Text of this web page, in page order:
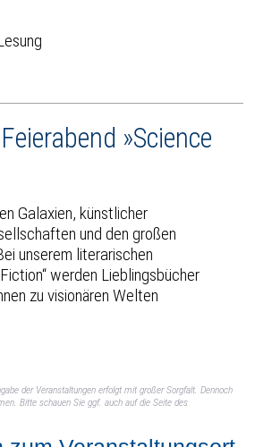
»Science
Galaxien, künstlicher
und den großen
unserem literarischen
werden Lieblingsbücher
zu visionären Welten
der Veranstaltungen erfolgt mit großer Sorgfalt. Dennoch
Bitte schauen Sie ggf. auch auf die Seite des